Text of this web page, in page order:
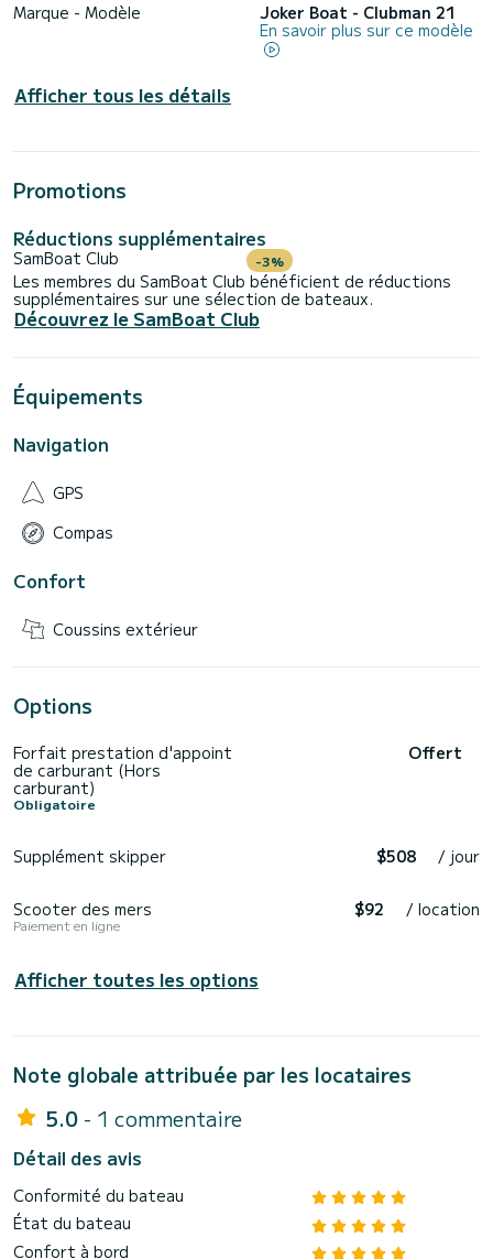
Marque - Modèle
Joker Boat - Clubman 21
En savoir plus sur ce modèle
Afficher tous les détails
Promotions
Réductions supplémentaires
SamBoat Club -3%
Les membres du SamBoat Club bénéficient de réductions
supplémentaires sur une sélection de bateaux.
Découvrez le SamBoat Club
Équipements
Navigation
GPS
Compas
Confort
Coussins extérieur
Options
Forfait prestation d'appoint
de carburant (Hors
carburant)
Obligatoire
Offert
Supplément skipper $508 / jour
Scooter des mers
Paiement en ligne
$92 / location
Afficher toutes les options
Note globale attribuée par les locataires
5.0 - 1 commentaire
Détail des avis
Conformité du bateau
État du bateau
Confort à bord